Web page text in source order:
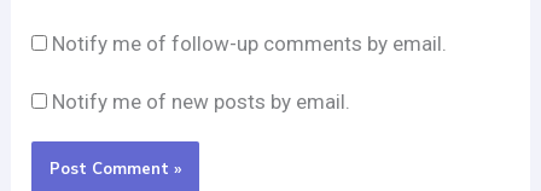
Notify me of follow-up comments by email.
Notify me of new posts by email.